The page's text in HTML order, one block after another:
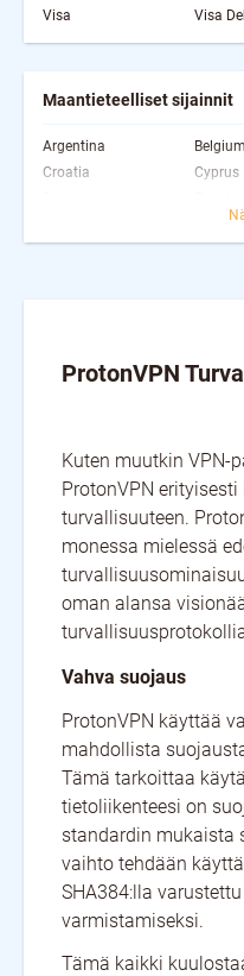
Visa
Visa
Maantieteelliset sijainnit
Argentina Belgium
Croatia
Cyprus
ProtonVPN
Kuten muutkin VPN-
ProtonVPN
turvallisuuteen.
monessa mielessä
oman alansa
Vahva suojaus
ProtonVPN käyttää
mahdollista
Tämä tarkoittaa
tietoliikenteesi on
standardin mukaista
vaihto tehdään
SHA384:lla
varmistamiseksi.
Tämä kaikki